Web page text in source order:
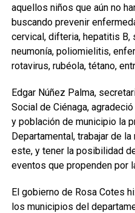
aquellos niños que aún no
buscando prevenir
cervical, difteria, hepatitis B,
neumonía, poliomielitis,
rotavirus, rubéola, tétano,
Edgar Núñez Palma,
Social de Ciénaga,
y población de municipio la
Departamental, trabajar de
este, y tener la posibilidad
eventos que propenden por
El gobierno de Rosa Cotes
los municipios del